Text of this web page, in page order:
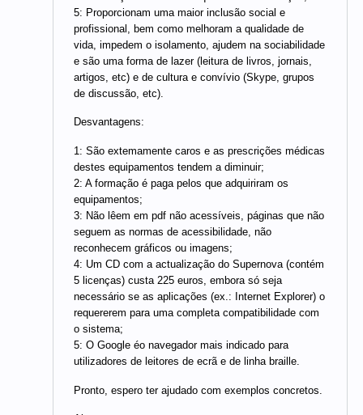
5: Proporcionam uma maior inclusão social e
profissional, bem como melhoram a qualidade de
vida, impedem o isolamento, ajudem na sociabilidade
e são uma forma de lazer (leitura de livros, jornais,
artigos, etc) e de cultura e convívio (Skype, grupos
de discussão, etc).
Desvantagens:
1: São extemamente caros e as prescrições médicas
destes equipamentos tendem a diminuir;
2: A formação é paga pelos que adquiriram os
equipamentos;
3: Não lêem em pdf não acessíveis, páginas que não
seguem as normas de acessibilidade, não
reconhecem gráficos ou imagens;
4: Um CD com a actualização do Supernova (contém
5 licenças) custa 225 euros, embora só seja
necessário se as aplicações (ex.: Internet Explorer) o
requererem para uma completa compatibilidade com
o sistema;
5: O Google éo navegador mais indicado para
utilizadores de leitores de ecrã e de linha braille.
Pronto, espero ter ajudado com exemplos concretos.